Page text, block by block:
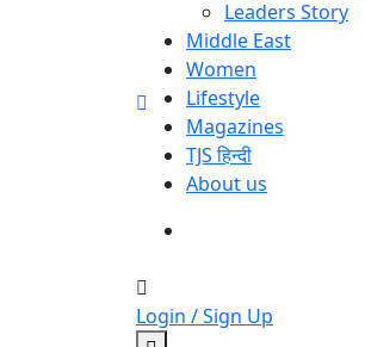
Leaders Story
Middle East
Women
Lifestyle
Magazines
TJS हिन्दी
About us
Login / Sign Up